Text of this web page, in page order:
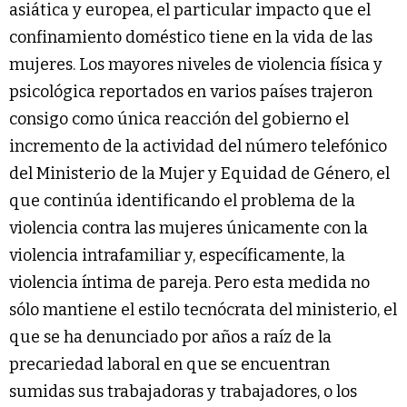
asiática y europea, el particular impacto que el
confinamiento doméstico tiene en la vida de las
mujeres. Los mayores niveles de violencia física y
psicológica reportados en varios países trajeron
consigo como única reacción del gobierno el
incremento de la actividad del número telefónico
del Ministerio de la Mujer y Equidad de Género, el
que continúa identificando el problema de la
violencia contra las mujeres únicamente con la
violencia intrafamiliar y, específicamente, la
violencia íntima de pareja. Pero esta medida no
sólo mantiene el estilo tecnócrata del ministerio, el
que se ha denunciado por años a raíz de la
precariedad laboral en que se encuentran
sumidas sus trabajadoras y trabajadores, o los